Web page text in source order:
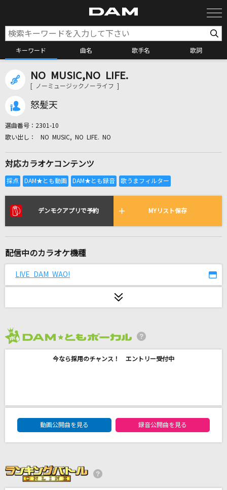
キーワード 曲名 歌手名 歌詞
カラオケ検索
全国りれき
リアルタイムで歌われている曲の一覧
[生音]純潔パラドックス
[生音]あー夏休み
放課後ティータイム
NO MUSIC,NO LIFE.
[ ノーミュージックノーライフ ]
怒髪天
選曲番号： 2301-10
NO MUSIC, NO LIFE. NO
対応カラオケコンテンツ
デンモクアプリで予約 MYリスト保存
配信中のカラオケ機種
LIVE DAM WAO!
今なら採用のチャンス！ エントリー受付中
DAM★ともボーカルエントリーランキング
動画公開曲を見る
録音公開曲を見る